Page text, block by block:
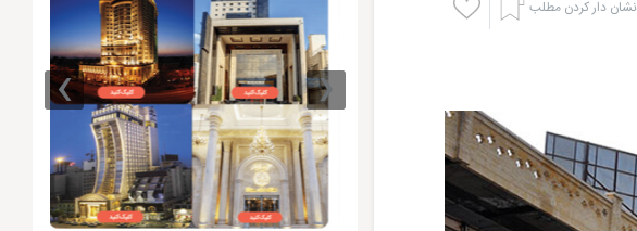
نشان دار کردن مطلب
‹
›